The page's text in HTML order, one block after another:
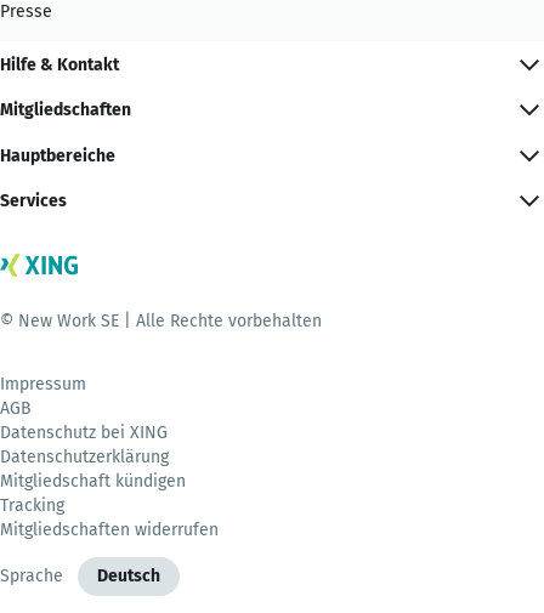
Presse
Hilfe & Kontakt
Mitgliedschaften
Hauptbereiche
Services
© New Work SE | Alle Rechte vorbehalten
Impressum
AGB
Datenschutz bei XING
Datenschutzerklärung
Mitgliedschaft kündigen
Tracking
Mitgliedschaften widerrufen
Sprache Deutsch